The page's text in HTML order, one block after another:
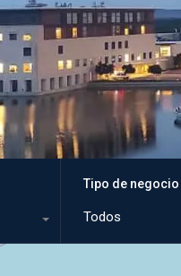
Tipo de negocio
Todos